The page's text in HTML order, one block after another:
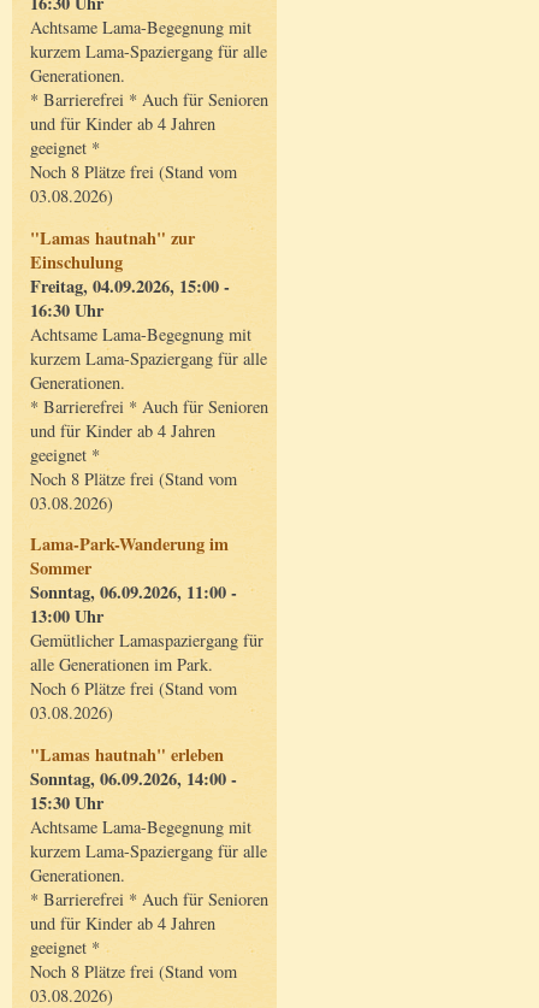
Achtsame Lama-Begegnung mit
kurzem Lama-Spaziergang für alle
Generationen.
* Barrierefrei * Auch für Senioren
und für Kinder ab 4 Jahren
geeignet *
Noch 8 Plätze frei (Stand vom
03.08.2026)
"Lamas hautnah" zur
Einschulung
Freitag, 04.09.2026, 15:00 -
16:30 Uhr
Achtsame Lama-Begegnung mit
kurzem Lama-Spaziergang für alle
Generationen.
* Barrierefrei * Auch für Senioren
und für Kinder ab 4 Jahren
geeignet *
Noch 8 Plätze frei (Stand vom
03.08.2026)
Lama-Park-Wanderung im
Sommer
Sonntag, 06.09.2026, 11:00 -
13:00 Uhr
Gemütlicher Lamaspaziergang für
alle Generationen im Park.
Noch 6 Plätze frei (Stand vom
03.08.2026)
"Lamas hautnah" erleben
Sonntag, 06.09.2026, 14:00 -
15:30 Uhr
Achtsame Lama-Begegnung mit
kurzem Lama-Spaziergang für alle
Generationen.
* Barrierefrei * Auch für Senioren
und für Kinder ab 4 Jahren
geeignet *
Noch 8 Plätze frei (Stand vom
03.08.2026)